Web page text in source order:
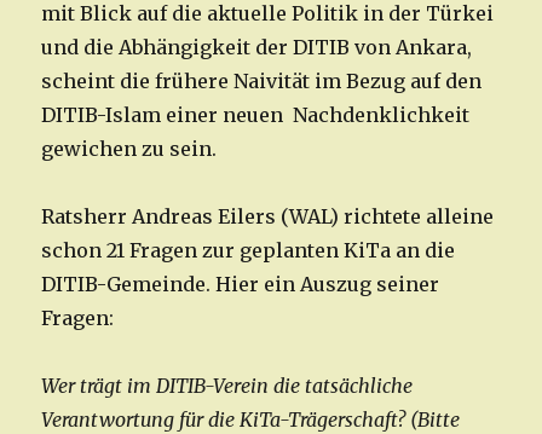
mit Blick auf die aktuelle Politik in der Türkei
und die Abhängigkeit der DITIB von Ankara,
scheint die frühere Naivität im Bezug auf den
DITIB-Islam einer neuen Nachdenklichkeit
gewichen zu sein.
Ratsherr Andreas Eilers (WAL) richtete alleine
schon 21 Fragen zur geplanten KiTa an die
DITIB-Gemeinde. Hier ein Auszug seiner
Fragen:
Wer trägt im DITIB-Verein die tatsächliche
Verantwortung für die KiTa-Trägerschaft? (Bitte